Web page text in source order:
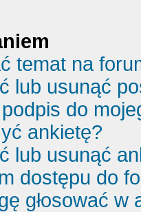
temat na
lub usunąć
do
ankietę?
lub usunąć
dostępu do
głosować w